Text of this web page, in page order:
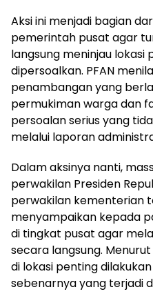
Aksi ini menjadi bagian
pemerintah pusat agar
langsung meninjau
dipersoalkan. PFAN
penambangan yang
permukiman warga dan
persoalan serius yang
melalui laporan
Dalam aksinya nanti,
perwakilan Presiden
perwakilan kementerian
menyampaikan kepada
di tingkat pusat agar
secara langsung.
di lokasi penting
sebenarnya yang terjadi